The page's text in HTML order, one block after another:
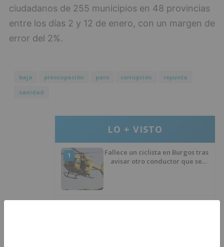
ciudadanos de 255 municipios en 48 provincias
entre los días 2 y 12 de enero, con un margen de
error del 2%.
baja preocupación paro corrupción
repunta
sanidad
LO + VISTO
1
Fallece un ciclista en Burgos tras
avisar otro conductor que se